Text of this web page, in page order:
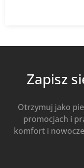
Zapisz
Otrzymuj jako
promocjach i
komfort i